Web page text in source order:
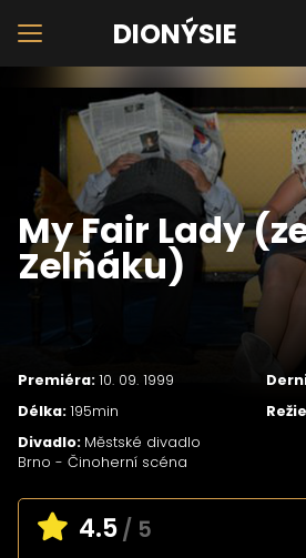
DIONÝSIE
My Fair Lady
Zelňáku)
4.5/ 5
Premiéra:10. 09. 1999
Délka:195min
Divadlo: Městské divadlo
Brno - Činoherní scéna